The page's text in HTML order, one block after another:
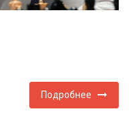
Подробнее